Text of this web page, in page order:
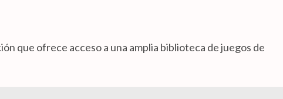
que ofrece acceso a una amplia biblioteca de juegos de